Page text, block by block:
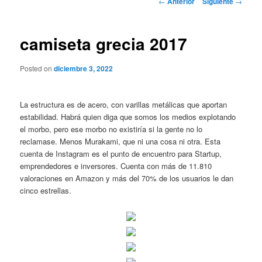
camiseta grecia 2017
Posted ondiciembre 3, 2022
La estructura es de acero, con varillas metálicas que aportan
estabilidad. Habrá quien diga que somos los medios explotando
el morbo, pero ese morbo no existiría si la gente no lo
reclamase. Menos Murakami, que ni una cosa ni otra. Esta
cuenta de Instagram es el punto de encuentro para Startup,
emprendedores e inversores. Cuenta con más de 11.810
valoraciones en Amazon y más del 70% de los usuarios le dan
cinco estrellas.